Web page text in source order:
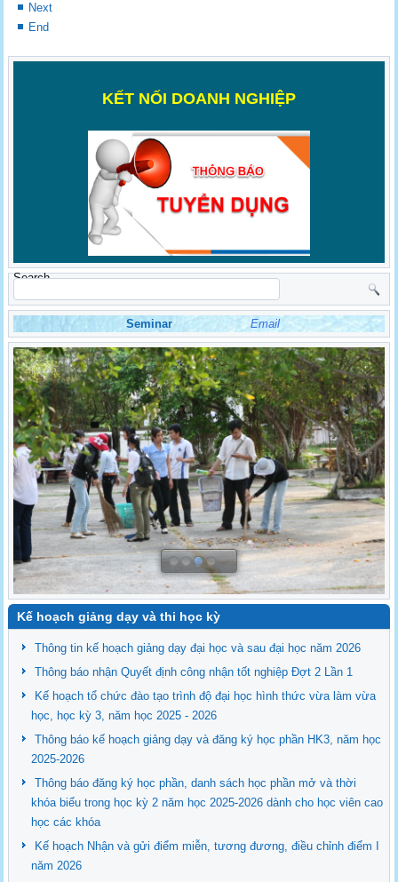
Next
End
KẾT NỐI DOANH NGHIỆP
Search
Seminar Email
Kế hoạch giảng dạy và thi học kỳ
Thông tin kế hoạch giảng dạy đại học và sau đại học năm 2026
Thông báo nhận Quyết định công nhận tốt nghiệp Đợt 2 Lần 1
Kế hoạch tổ chức đào tạo trình độ đại học hình thức vừa làm vừa
học, học kỳ 3, năm học 2025 - 2026
Thông báo kế hoạch giảng dạy và đăng ký học phần HK3, năm học
2025-2026
Thông báo đăng ký học phần, danh sách học phần mở và thời
khóa biểu trong học kỳ 2 năm học 2025-2026 dành cho học viên cao
học các khóa
Kế hoạch Nhận và gửi điểm miễn, tương đương, điều chỉnh điểm I
năm 2026